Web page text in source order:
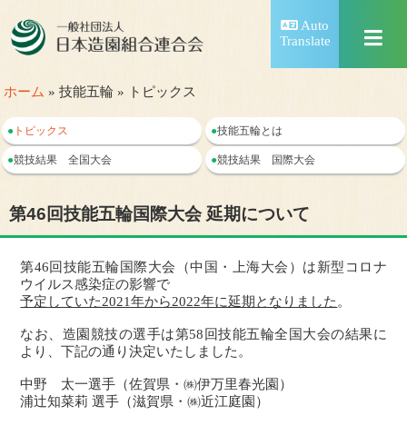
Auto
Translate
ホーム » 技能五輪 » トピックス
●トピックス ●技能五輪とは
●競技結果 全国大会 ●競技結果 国際大会
第46回技能五輪国際大会 延期について
第46回技能五輪国際大会（中国・上海大会）は新型コロナ
ウイルス感染症の影響で
予定していた2021年から2022年に延期となりました 。
なお、造園競技の選手は第58回技能五輪全国大会の結果に
より、下記の通り決定いたしました。
中野 太一選手（佐賀県・㈱伊万里春光園）
浦辻知菜莉 選手（滋賀県・㈱近江庭園）